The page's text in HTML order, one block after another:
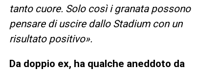
tanto cuore. Solo così i granata possono
pensare di uscire dallo Stadium con un
risultato positivo».
Da doppio ex, ha qualche aneddoto da